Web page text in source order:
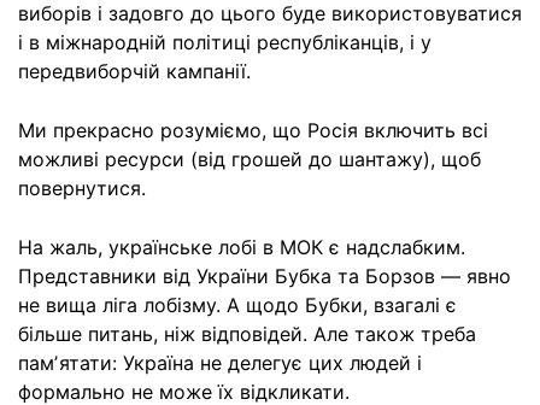
виборів і задовго до цього буде використовуватися
і в міжнародній політиці республіканців, і у
передвиборчій кампанії.
Ми прекрасно розуміємо, що Росія включить всі
можливі ресурси (від грошей до шантажу), щоб
повернутися.
На жаль, українське лобі в МОК є надслабким.
Представники від України Бубка та Борзов — явно
не вища ліга лобізму. А щодо Бубки, взагалі є
більше питань, ніж відповідей. Але також треба
памʼятати: Україна не делегує цих людей і
формально не може їх відкликати.